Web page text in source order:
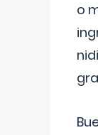
o